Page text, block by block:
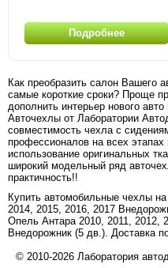
Подробнее
Как преобразить салон Вашего
самые короткие сроки? Проще
дополнить интерьер нового авто
Авточехлы от Лаборатории
совместимость чехла с
профессионалов на всех
использование оригинальных
широкий модельный ряд
практичность!!
Купить автомобильные чехлы
2014, 2015, 2016, 2017
Опель Антара 2010, 2011, 2012,
Внедорожник (5 дв.). Доставка
© 2010-2026 Лаборатория